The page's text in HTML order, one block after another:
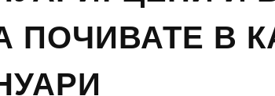
ПОЧИВАТЕ В